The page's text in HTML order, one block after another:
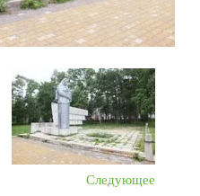
Следующее